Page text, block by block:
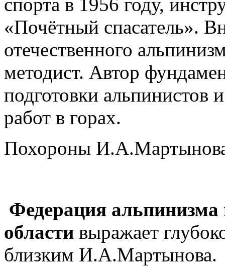
спорта в 1956 году,
«Почётный спасатель».
отечественного
методист. Автор
подготовки альпинистов
работ в горах.
Похороны И.А.Мартынова
Федерация альпинизма
области выражает
близким И.А.Мартынова.